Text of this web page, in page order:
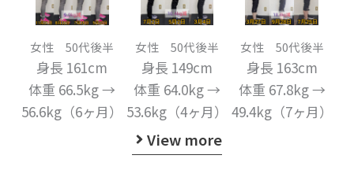
女性 50代後半
身長 161cm
体重 66.5kg →
56.6kg⁡⁡（6ヶ月）
女性 50代後半
身長 149cm
体重 64.0kg →
53.6kg⁡⁡（4ヶ月）
女性 50代後半
身長 163cm
体重 67.8kg →
49.4kg⁡⁡（7ヶ月）
View more